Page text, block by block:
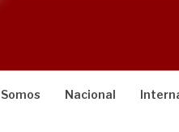
Nacional